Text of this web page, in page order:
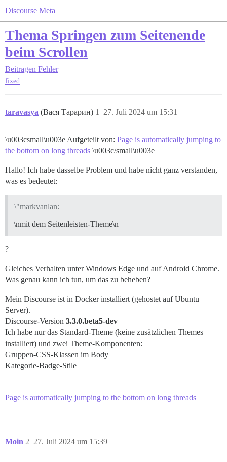
Discourse Meta
Thema Springen zum Seitenende
beim Scrollen
Beitragen Fehler
fixed
taravasya (Вася Тарарин) 27. Juli 2024 um 15:31
1
\u003csmall\u003e Aufgeteilt von: Page is automatically jumping to
the bottom on long threads \u003c/small\u003e
Hallo! Ich habe dasselbe Problem und habe nicht ganz verstanden,
was es bedeutet:
\"markvanlan:
\nmit dem Seitenleisten-Theme\n
?
Gleiches Verhalten unter Windows Edge und auf Android Chrome.
Was genau kann ich tun, um das zu beheben?
Mein Discourse ist in Docker installiert (gehostet auf Ubuntu
Server).
Discourse-Version 3.3.0.beta5-dev
Ich habe nur das Standard-Theme (keine zusätzlichen Themes
installiert) und zwei Theme-Komponenten:
Gruppen-CSS-Klassen im Body
Kategorie-Badge-Stile
Page is automatically jumping to the bottom on long threads
Moin 27. Juli 2024 um 15:39
2